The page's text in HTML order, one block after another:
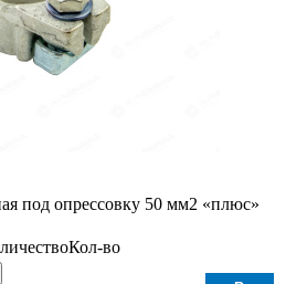
под опрессовку 50 мм2 «плюс»
Кол-во